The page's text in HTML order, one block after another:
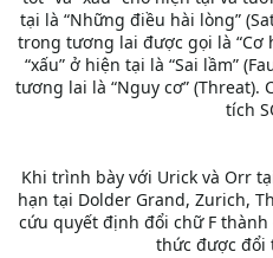
tại là “Những điều hài lòng”
trong tương lai được gọi là “Cơ
“xấu” ở hiện tại là “Sai lầm”
tương lai là “Nguy cơ” (Threat).
tích
Khi trình bày với Urick và Orr
hạn tại Dolder Grand, Zurich,
cứu quyết định đổi chữ F thành
thức được đổi